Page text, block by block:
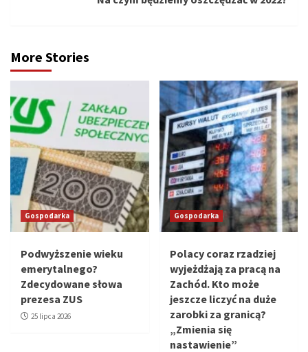
More Stories
Gospodarka
Podwyższenie wieku
emerytalnego?
Zdecydowane słowa
prezesa ZUS
25 lipca 2026
Gospodarka
Polacy coraz rzadziej
wyjeżdżają za pracą na
Zachód. Kto może
jeszcze liczyć na duże
zarobki za granicą?
„Zmienia się
nastawienie”